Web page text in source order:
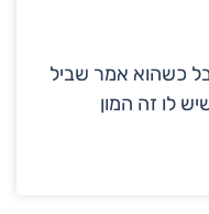
כשהוא אמר שביל
לו זה המון